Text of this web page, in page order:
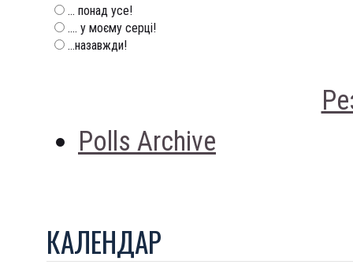
... понад усе!
.... у моєму серці!
...назавжди!
Polls Archive
КАЛЕНДАР